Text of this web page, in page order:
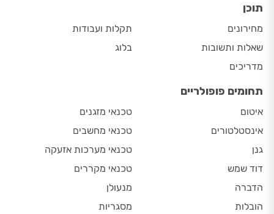
תוכן
מחירונים
שאלות ותשובות
מדריכים
תקלות ועבודות
בלוג
תחומים פופולריים
איטום
אינסטלטורים
גנן
דוד שמש
הדברה
הובלות
טכנאי מזגנים
טכנאי מחשבים
טכנאי מערכות אזעקה
טכנאי מקררים
מנעולן
מסגריות